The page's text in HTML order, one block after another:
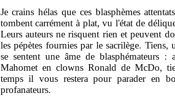
Je crains hélas que ces blasphèmes
tombent carrément à plat, vu l'état de
Leurs auteurs ne risquent rien et peuvent
les pépètes fournies par le sacrilège. Tiens,
se sentent une âme de blasphémateurs :
Mahomet en clowns Ronald de McDo,
temps il vous restera pour parader en
profanateurs.